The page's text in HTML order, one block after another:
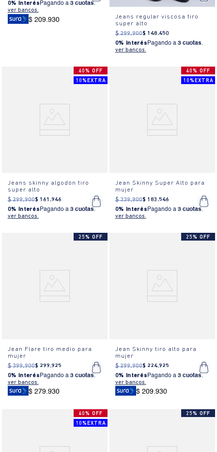
0% InterésPagando a 3 cuotas.
ver bancos.
$ 209.930
Jeans regular viscosa tiro
super alto
$ 299.900$ 148.450
0% Interés Pagando a 3 cuotas.
ver bancos.
40% OFF
10%EXTRA
Jeans skinny algodón tiro
super alto
$ 299.900$ 161 .946
0% Interés Pagando a 3 cuotas.
ver bancos.
40% OFF
10%EXTRA
Jean Skinny Super Alto para
mujer
$ 339.900$ 183 .546
0% Interés Pagando a 3 cuotas.
ver bancos.
25% OFF
Jean Flare tiro medio para
mujer
$ 399.900$ 299.925
0% Interés Pagando a 3 cuotas.
ver bancos.
$ 279.930
25% OFF
Jean Skinny tiro alto para
mujer
$ 299.900$ 224.925
0% Interés Pagando a 3 cuotas.
ver bancos.
$ 209.930
40% OFF
10%EXTRA
25% OFF